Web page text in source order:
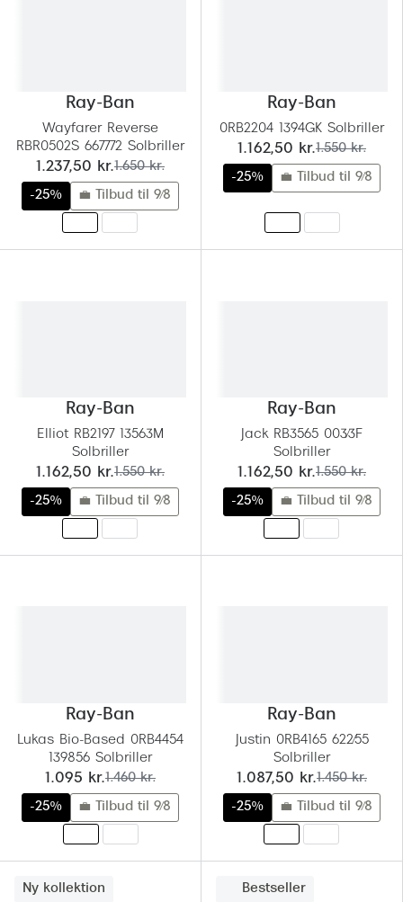
Ray-Ban
Wayfarer Reverse
RBR0502S 667772 Solbriller
nu:
1.237,50 kr.før:
1.650 kr.
-25% 💼 Tilbud til 9/8
Ray-Ban
0RB2204 1394GK Solbriller
nu:
1.162,50 kr.før:
1.550 kr.
-25% 💼 Tilbud til 9/8
Ray-Ban
Elliot RB2197 13563M
Solbriller
nu:
1.162,50 kr.før:
1.550 kr.
-25% 💼 Tilbud til 9/8
Ray-Ban
Jack RB3565 003/3F
Solbriller
nu:
1.162,50 kr.før:
1.550 kr.
-25% 💼 Tilbud til 9/8
Ray-Ban
Lukas Bio-Based 0RB4454
139856 Solbriller
nu:
1.095 kr.før:
1.460 kr.
-25% 💼 Tilbud til 9/8
Ray-Ban
Justin 0RB4165 622/55
Solbriller
nu:
1.087,50 kr.før:
1.450 kr.
-25% 💼 Tilbud til 9/8
Ny kollektion Bestseller